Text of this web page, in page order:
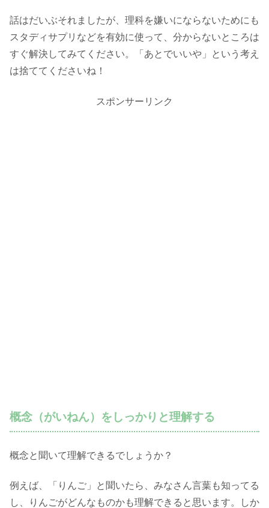
話はだいぶそれましたが、理科を嫌いにならないためにも
スタディサプリなどを有効に使って、分からないところは
すぐ解決してみてください。「あとでいいや」という考え
は捨ててくださいね！
スポンサーリンク
概念（がいねん）をしっかりと理解する
概念と聞いて理解できるでしょうか？
例えば、「りんご」と聞いたら、みなさん言葉も知ってる
し、りんごがどんなものかも理解できると思います。しか